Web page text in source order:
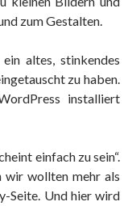
zum Gestalten.
altes, stinkendes
zu haben.
installiert
einfach zu sein“.
wir wollten mehr als
Seite. Und hier wird